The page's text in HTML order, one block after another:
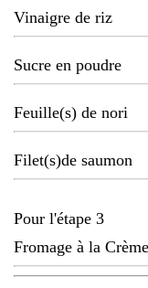
Vinaigre de riz
Sucre en poudre
Feuille(s) de nori
Filet(s)de saumon
Pour l'étape 3
Fromage à la